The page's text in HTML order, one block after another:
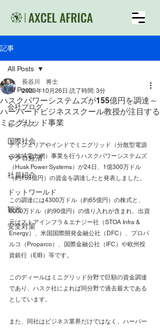
記事
All Posts
会社ブログ
ビジネス
国際社会
マクロ経済
社員紹介
ドットワールド
観光
安全対策
All Posts
ハスクパワーシステムズが155億円を調達～
ハーバードビジネススクール教授が注目する
ミニグリッド事業
長谷川 将士
2023年10月26日 読了時間: 3分
ナイジェリアやインドでミニグリッド（分散型電源
の地域電力網）事業を行うハスクパワーシステムズ
（Husk Power Systems）が24日、1億300万ドル
（約155億円）の資金を調達したと発表しました。
この調達には4300万ドル（約65億円）の株式と、
6000万ドル（約90億円）の借り入れが含まれ、出資
元はストアインフラ＆エナジー社（STOA Infra &
Energy）、米国国際開発金融公社（DFC）、プロパ
ルコ（Proparco）、国際金融公社（IFC）や欧州投
資銀行（EIB）等です。
このディールはミニグリッド分野で巨額の資金調達
であり、ハスク社によれば同分野で過去最大である
としています。
また、同社はビジネス業界だけではなく、ハーバー